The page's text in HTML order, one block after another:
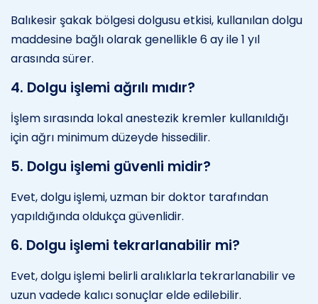
Balıkesir şakak bölgesi dolgusu etkisi, kullanılan dolgu
maddesine bağlı olarak genellikle 6 ay ile 1 yıl
arasında sürer.
4. Dolgu işlemi ağrılı mıdır?
İşlem sırasında lokal anestezik kremler kullanıldığı
için ağrı minimum düzeyde hissedilir.
5. Dolgu işlemi güvenli midir?
Evet, dolgu işlemi, uzman bir doktor tarafından
yapıldığında oldukça güvenlidir.
6. Dolgu işlemi tekrarlanabilir mi?
Evet, dolgu işlemi belirli aralıklarla tekrarlanabilir ve
uzun vadede kalıcı sonuçlar elde edilebilir.